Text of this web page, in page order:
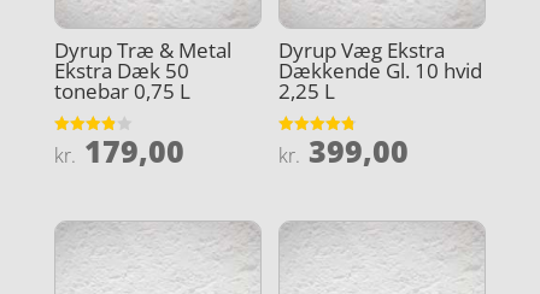
Dyrup Træ & Metal
Ekstra Dæk 50
tonebar 0,75 L
Vurderet
3.9
kr. 179,00
Dyrup Væg Ekstra
Dækkende Gl. 10 hvid
2,25 L
Vurderet
4.8
kr. 399,00